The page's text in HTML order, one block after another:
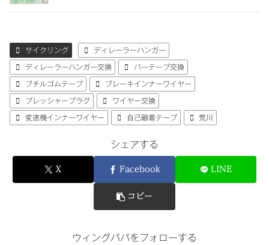
サイクリング ディレーラーハンガー
ディレーラーハンガー交換 バーテープ交換
ブチルゴムテープ ブレーキインナーワイヤー
プレッシャープラグ ワイヤー交換
変速機インナーワイヤー 自己融着テープ 荒川
シェアする
X Facebook LINE
コピー
ウィングパパをフォローする